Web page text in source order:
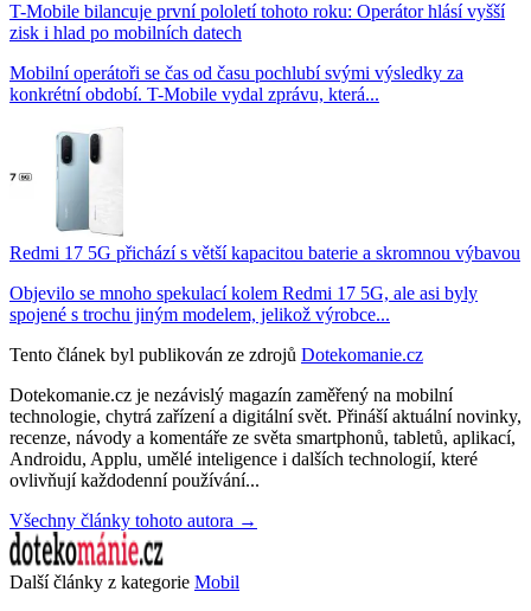
T-Mobile bilancuje první pololetí tohoto roku: Operátor hlásí vyšší
zisk i hlad po mobilních datech
Mobilní operátoři se čas od času pochlubí svými výsledky za
konkrétní období. T-Mobile vydal zprávu, která...
Redmi 17 5G přichází s větší kapacitou baterie a skromnou výbavou
Objevilo se mnoho spekulací kolem Redmi 17 5G, ale asi byly
spojené s trochu jiným modelem, jelikož výrobce...
Tento článek byl publikován ze zdrojů Dotekomanie.cz
Dotekomanie.cz je nezávislý magazín zaměřený na mobilní
technologie, chytrá zařízení a digitální svět. Přináší aktuální novinky,
recenze, návody a komentáře ze světa smartphonů, tabletů, aplikací,
Androidu, Applu, umělé inteligence i dalších technologií, které
ovlivňují každodenní používání...
Všechny články tohoto autora →
Další články z kategorie Mobil